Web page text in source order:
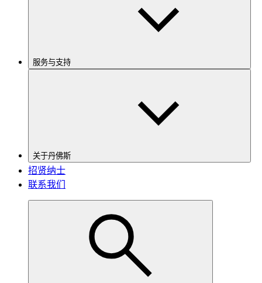
服务与支持
关于丹佛斯
招贤纳士
联系我们